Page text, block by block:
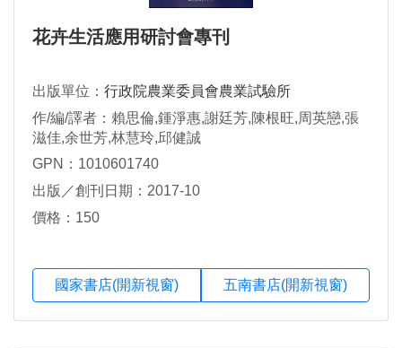
花卉生活應用研討會專刊
出版單位： 行政院農業委員會農業試驗所
作/編/譯者：賴思倫,鍾淨惠,謝廷芳,陳根旺,周英戀,張
滋佳,余世芳,林慧玲,邱健誠
GPN：1010601740
出版／創刊日期：2017-10
價格：150
國家書店(開新視窗) 五南書店(開新視窗)